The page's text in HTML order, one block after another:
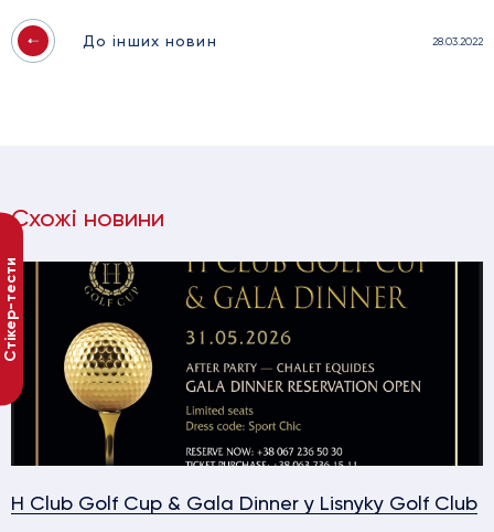
До інших новин 28.03.2022
Схожі новини
H Club Golf Cup & Gala Dinner у Lisnyky Golf Club
Стікер-тести